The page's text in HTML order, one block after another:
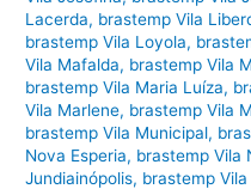
Lacerda, brastemp Vila
brastemp Vila Loyola,
Vila Mafalda, brastemp Vila
brastemp Vila Maria Luíza,
Vila Marlene, brastemp Vila
brastemp Vila Municipal,
Nova Esperia, brastemp Vila
Jundiainópolis, brastemp